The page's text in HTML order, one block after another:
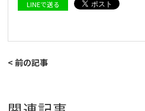
LINEで送る
< 前の記事